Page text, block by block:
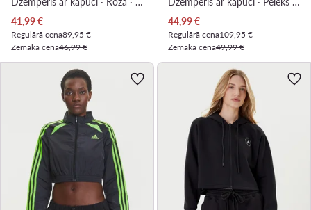
Pašreizējā cena
41,99€
Regulārā cena89,95 €
Zemākā cena46,99 €
Pašreizējā cena
44,99€
Regulārā cena109,95 €
Zemākā cena49,99 €